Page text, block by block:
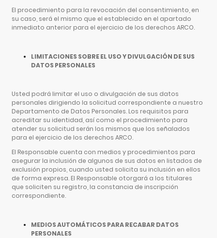
El procedimiento para la revocación del consentimiento, en
su caso, será el mismo que el establecido en el apartado
inmediato anterior para el ejercicio de los derechos ARCO.
LIMITACIONES SOBRE EL USO Y DIVULGACIÓN DE SUS
DATOS PERSONALES
Usted podrá limitar el uso o divulgación de sus datos
personales dirigiendo la solicitud correspondiente a nuestro
Departamento de Datos Personales. Los requisitos para
acreditar su identidad, así como el procedimiento para
atender su solicitud serán los mismos que los señalados
para el ejercicio de los derechos ARCO.
El Responsable cuenta con medios y procedimientos para
asegurar la inclusión de algunos de sus datos en listados de
exclusión propios, cuando usted solicita su inclusión en ellos
de forma expresa. El Responsable otorgará a los titulares
que soliciten su registro, la constancia de inscripción
correspondiente.
MEDIOS AUTOMÁTICOS PARA RECABAR DATOS
PERSONALES